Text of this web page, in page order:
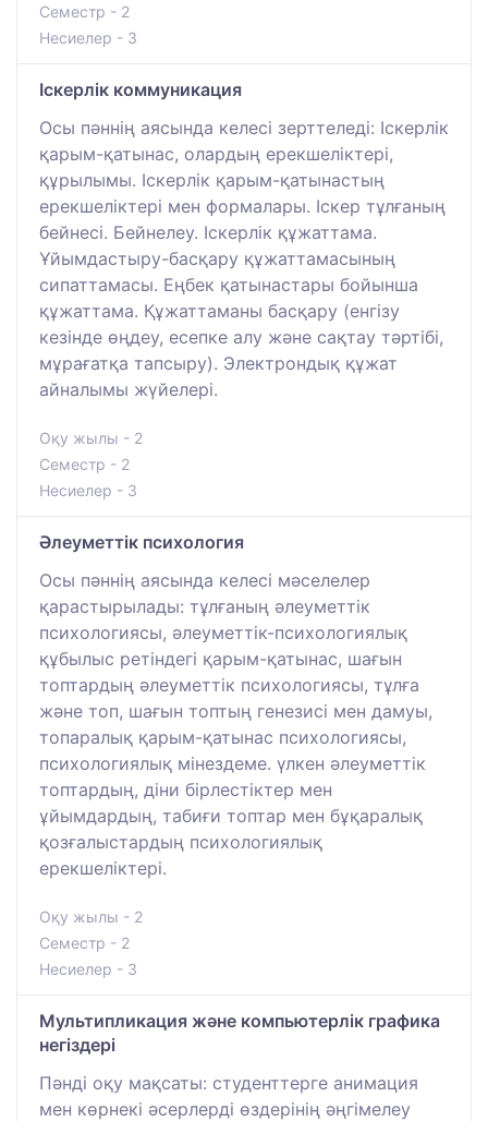
Семестр - 2
Несиелер - 3
Іскерлік коммуникация
Осы пәннің аясында келесі зерттеледі: Іскерлік
қарым-қатынас, олардың ерекшеліктері,
құрылымы. Іскерлік қарым-қатынастың
ерекшеліктері мен формалары. Іскер тұлғаның
бейнесі. Бейнелеу. Іскерлік құжаттама.
Ұйымдастыру-басқару құжаттамасының
сипаттамасы. Еңбек қатынастары бойынша
құжаттама. Құжаттаманы басқару (енгізу
кезінде өңдеу, есепке алу және сақтау тәртібі,
мұрағатқа тапсыру). Электрондық құжат
айналымы жүйелері.
Оқу жылы - 2
Семестр - 2
Несиелер - 3
Әлеуметтік психология
Осы пәннің аясында келесі мәселелер
қарастырылады: тұлғаның әлеуметтік
психологиясы, әлеуметтік-психологиялық
құбылыс ретіндегі қарым-қатынас, шағын
топтардың әлеуметтік психологиясы, тұлға
және топ, шағын топтың генезисі мен дамуы,
топаралық қарым-қатынас психологиясы,
психологиялық мінездеме. үлкен әлеуметтік
топтардың, діни бірлестіктер мен
ұйымдардың, табиғи топтар мен бұқаралық
қозғалыстардың психологиялық
ерекшеліктері.
Оқу жылы - 2
Семестр - 2
Несиелер - 3
Мультипликация және компьютерлік графика
негіздері
Пәнді оқу мақсаты: студенттерге анимация
мен көрнекі әсерлерді өздерінің әңгімелеу